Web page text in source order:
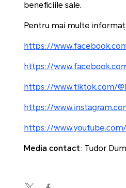
beneficiile sale.
Pentru mai multe
https://
https://
https://www.tiktok.com/
https://
https://
Media contact: Tudor